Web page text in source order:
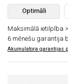
Optimāli
Maksimālā ietilpība
6 mēnešu garantija
Akumulatora garantijas